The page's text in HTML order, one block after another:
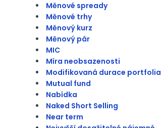
Měnové spready
Měnové trhy
Měnový kurz
Měnový pár
MIC
Míra neobsazenosti
Modifikovaná durace portfolia
Mutual fund
Nabídka
Naked Short Selling
Near term